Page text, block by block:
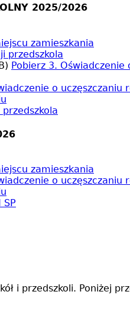
2025/2026
zamieszkania
przedszkola
Pobierz 3. Oświadczenie
o uczęszczaniu
zamieszkania
o uczęszczaniu
i przedszkoli. Poniżej